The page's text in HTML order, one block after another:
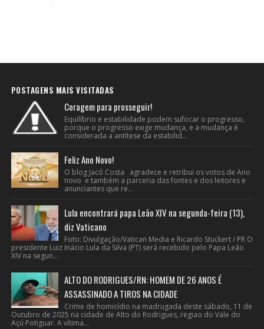
POSTAGENS MAIS VISITADAS
Coragem para prosseguir!
Equilíbrio e estabilidade podem sufocar o progresso,
porque o progresso exige mudança, e a mudança é
considerada a antítese da estabilid...
Feliz Ano Novo!
O blog Jacó Costa agradece e retribui os votos de Ano
novo e também a parceria das fontes e dos leitores e
anunciantes que re...
Lula encontrará papa Leão XIV na segunda-feira (13),
diz Vaticano
Foto: Divulgação/Vatican Media e Ricardo Stuckert / PR O
presidente Luiz Inácio Lula da Silva (PT) será recebido pelo Papa Leão
XIV na segun...
ALTO DO RODRIGUES/RN: HOMEM DE 26 ANOS É
ASSASSINADO A TIROS NA CIDADE
Crime de homicídio na madrugada deste sábado, 11 de
Outubro de 2025 na cidade de Alto do Rodrigues, regiao do Vale do
Açú Potiguar. A vítima...